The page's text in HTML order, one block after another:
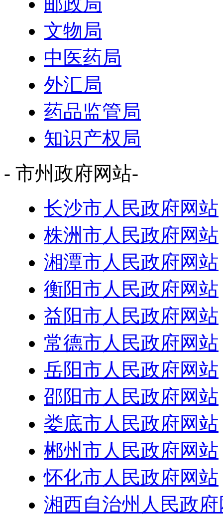
文物局
中医药局
外汇局
药品监管局
知识产权局
- 市州政府网站-
长沙市人民政府网站
株洲市人民政府网站
湘潭市人民政府网站
衡阳市人民政府网站
益阳市人民政府网站
常德市人民政府网站
岳阳市人民政府网站
邵阳市人民政府网站
娄底市人民政府网站
郴州市人民政府网站
怀化市人民政府网站
湘西自治州人民政